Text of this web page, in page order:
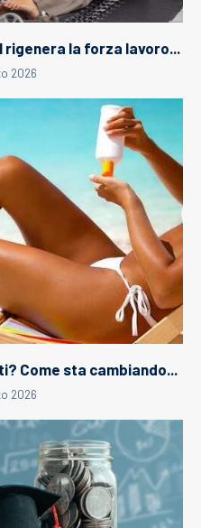
rigenera la forza lavoro...
2026
Come sta cambiando...
2026